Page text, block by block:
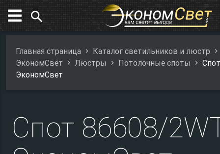
search
Главная страница
Каталог светильников и люстр
ЭкономСвет
Люстры Потолочные споты
ЭкономСвет
Спот 86608/